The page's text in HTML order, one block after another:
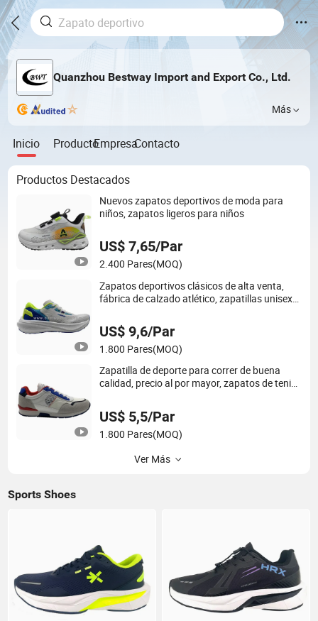
Quanzhou Bestway Import and Export Co., Ltd.
Más
Inicio ProductoEmpresaContacto
Productos Destacados
Nuevos zapatos deportivos de moda para
niños, zapatos ligeros para niños
US$ 7,65/Par
2.400 Pares(MOQ)
Zapatos deportivos clásicos de alta venta,
fábrica de calzado atlético, zapatillas unisex
US$ 9,6/Par
1.800 Pares(MOQ)
Zapatilla de deporte para correr de buena
calidad, precio al por mayor, zapatos de tenis
US$ 5,5/Par
1.800 Pares(MOQ)
Ver Más
Sports Shoes